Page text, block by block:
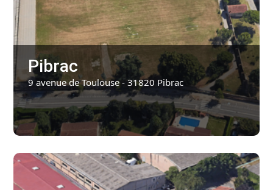
Pibrac
9 avenue de Toulouse - 31820 Pibrac